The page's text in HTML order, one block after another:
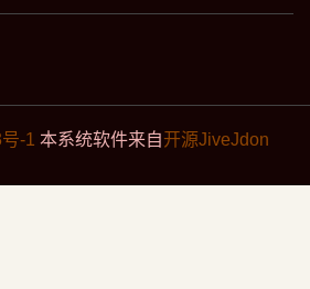
-1 本系统软件来自开源JiveJdon